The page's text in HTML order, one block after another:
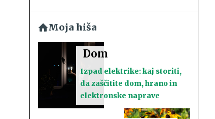
Moja hiša
Dom
Izpad elektrike: kaj storiti,
da zaščitite dom, hrano in
elektronske naprave